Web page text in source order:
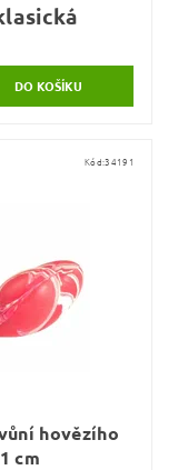
Kód:34191
hovězího
cm